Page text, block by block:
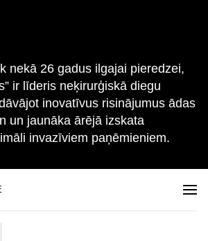
nekā 26 gadus ilgajai pieredzei,
ir līderis neķirurģiskā diegu
inovatīvus risinājumus ādas
un jaunāka ārējā izskata
invazīviem paņēmieniem.